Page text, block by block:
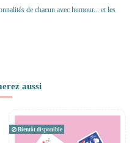
de chacun avec humour... et les
aussi
Bientôt disponible